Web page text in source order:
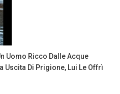
Uomo Ricco Dalle Acque
Uscita Di Prigione, Lui Le Offrì